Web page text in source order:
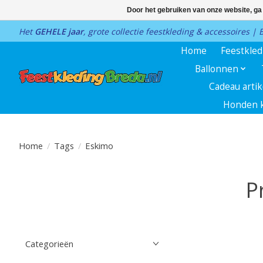
Het GEHELE jaar, grote collectie feestkleding & accessoires
Home
Ballonnen
Cadeau
Honden
Home / Tags / Eskimo
Categorieën
Door het gebruiken van onze website,